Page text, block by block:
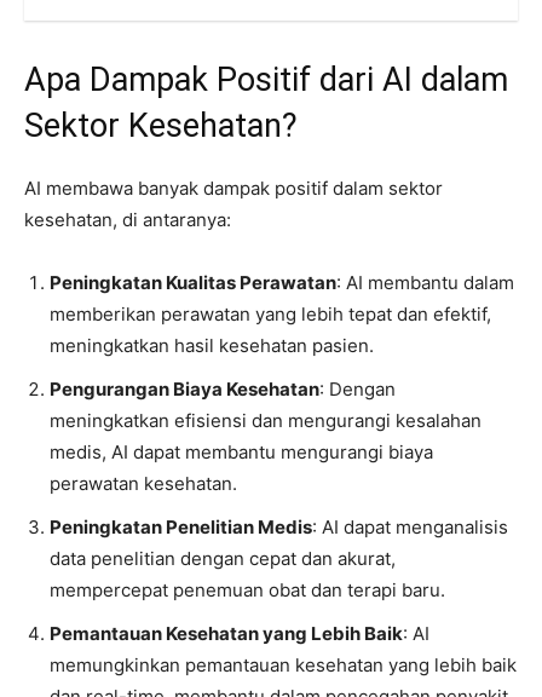
Apa Dampak Positif dari AI dalam
Sektor Kesehatan?
AI membawa banyak dampak positif dalam sektor
kesehatan, di antaranya:
Peningkatan Kualitas Perawatan: AI membantu dalam
memberikan perawatan yang lebih tepat dan efektif,
meningkatkan hasil kesehatan pasien.
Pengurangan Biaya Kesehatan: Dengan
meningkatkan efisiensi dan mengurangi kesalahan
medis, AI dapat membantu mengurangi biaya
perawatan kesehatan.
Peningkatan Penelitian Medis: AI dapat menganalisis
data penelitian dengan cepat dan akurat,
mempercepat penemuan obat dan terapi baru.
Pemantauan Kesehatan yang Lebih Baik: AI
memungkinkan pemantauan kesehatan yang lebih baik